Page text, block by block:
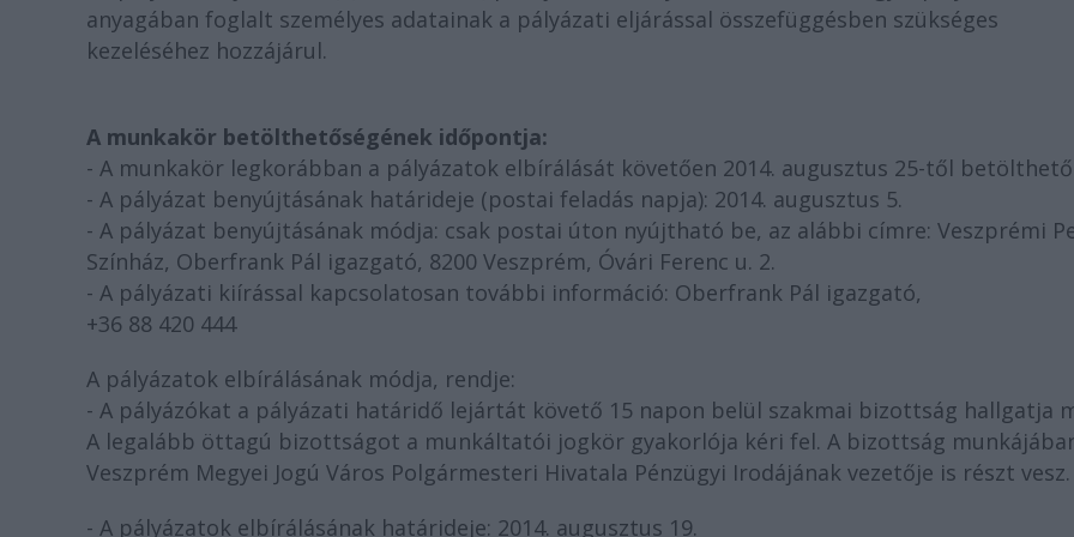
anyagában foglalt személyes adatainak a pályázati eljárással összefüggésben szükséges
kezeléséhez hozzájárul.
A munkakör betölthetőségének időpontja:
- A munkakör legkorábban a pályázatok elbírálását követően 2014. augusztus 25-től
- A pályázat benyújtásának határideje (postai feladás napja): 2014. augusztus 5.
- A pályázat benyújtásának módja: csak postai úton nyújtható be, az alábbi címre: Veszprémi
Színház, Oberfrank Pál igazgató, 8200 Veszprém, Óvári Ferenc u. 2.
- A pályázati kiírással kapcsolatosan további információ: Oberfrank Pál igazgató,
+36 88 420 444
A pályázatok elbírálásának módja, rendje:
- A pályázókat a pályázati határidő lejártát követő 15 napon belül szakmai bizottság hallgatja
A legalább öttagú bizottságot a munkáltatói jogkör gyakorlója kéri fel. A bizottság
Veszprém Megyei Jogú Város Polgármesteri Hivatala Pénzügyi Irodájának vezetője is részt vesz.
- A pályázatok elbírálásának határideje: 2014. augusztus 19.